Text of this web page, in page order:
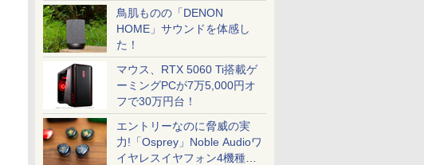
鳥肌ものの「DENON
HOME」サウンドを体感し
た！
マウス、RTX 5060 Ti搭載ゲ
ーミングPCが7万5,000円オ
フで30万円台！
エントリーなのに脅威の実
力!「Osprey」Noble Audioワ
イヤレスイヤフォン4機種を